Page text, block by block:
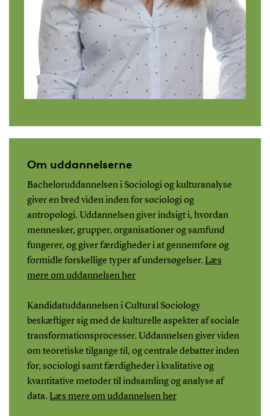
Om uddannelserne
Bacheloruddannelsen i Sociologi og kulturanalyse
giver en bred viden inden for sociologi og
antropologi. Uddannelsen giver indsigt i, hvordan
mennesker, grupper, organisationer og samfund
fungerer, og giver færdigheder i at gennemføre og
formidle forskellige typer af undersøgelser. Læs
mere om uddannelsen her
Kandidatuddannelsen i Cultural Sociology
beskæftiger sig med de kulturelle aspekter af sociale
transformationsprocesser. Uddannelsen giver viden
om teoretiske tilgange til, og centrale debatter inden
for, sociologi samt færdigheder i kvalitative og
kvantitative metoder til indsamling og analyse af
data. Læs mere om uddannelsen her